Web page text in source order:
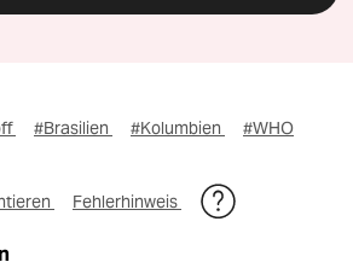
#Brasilien #Kolumbien #WHO
Fehlerhinweis